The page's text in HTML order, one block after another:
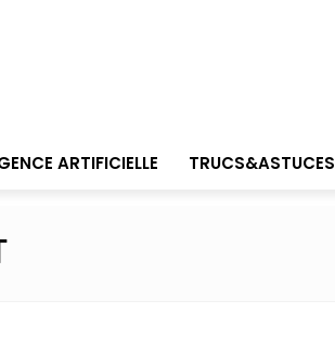
ARTIFICIELLE TRUCS&ASTUCES